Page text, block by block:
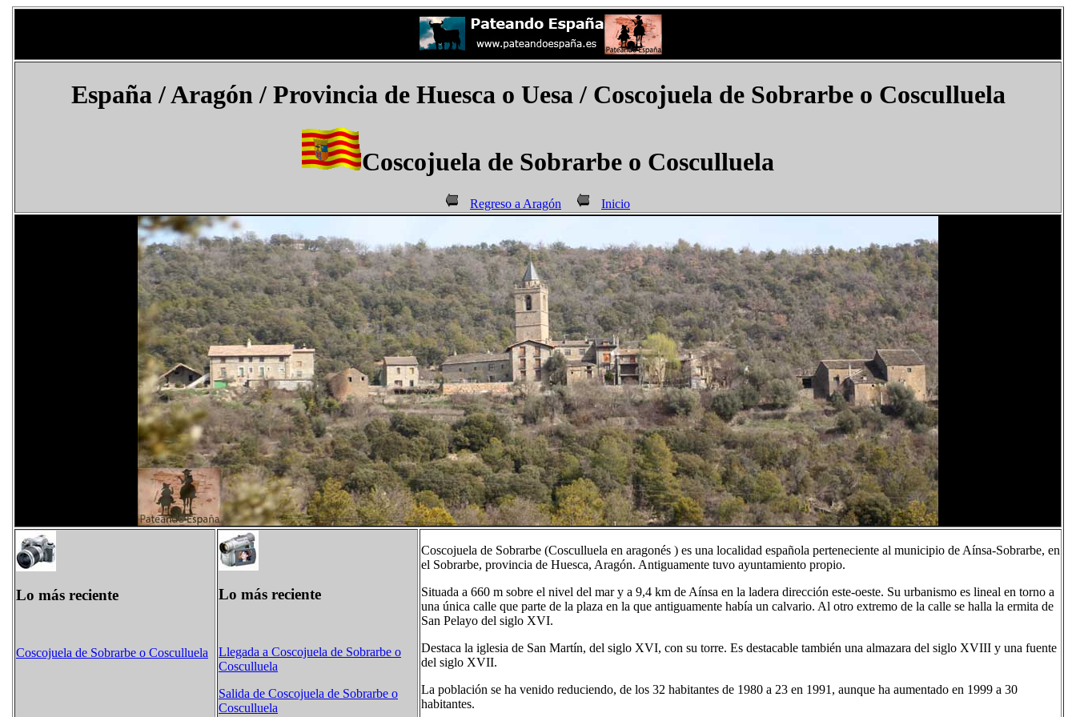
España/ Aragón / Provincia de Huesca o Uesa / Coscojuela de Sobrarbe o Cosculluela
Coscojuela de Sobrarbe o Cosculluela
Regreso a Aragón Inicio
Lo más reciente
Coscojuela de Sobrarbe o Cosculluela
Lo más reciente
Llegada a Coscojuela de Sobrarbe o
Cosculluela
Salida de Coscojuela de Sobrarbe o
Cosculluela
Coscojuela de Sobrarbe (Cosculluela en aragonés ) es una localidad española perteneciente al municipio de Aínsa-Sobrarbe, en
el Sobrarbe, provincia de Huesca, Aragón. Antiguamente tuvo ayuntamiento propio.
Situada a 660 m sobre el nivel del mar y a 9,4 km de Aínsa en la ladera dirección este-oeste. Su urbanismo es lineal en torno a
una única calle que parte de la plaza en la que antiguamente había un calvario. Al otro extremo de la calle se halla la ermita de
San Pelayo del siglo XVI.
Destaca la iglesia de San Martín, del siglo XVI, con su torre. Es destacable también una almazara del siglo XVIII y una fuente
del siglo XVII.
La población se ha venido reduciendo, de los 32 habitantes de 1980 a 23 en 1991, aunque ha aumentado en 1999 a 30
habitantes.